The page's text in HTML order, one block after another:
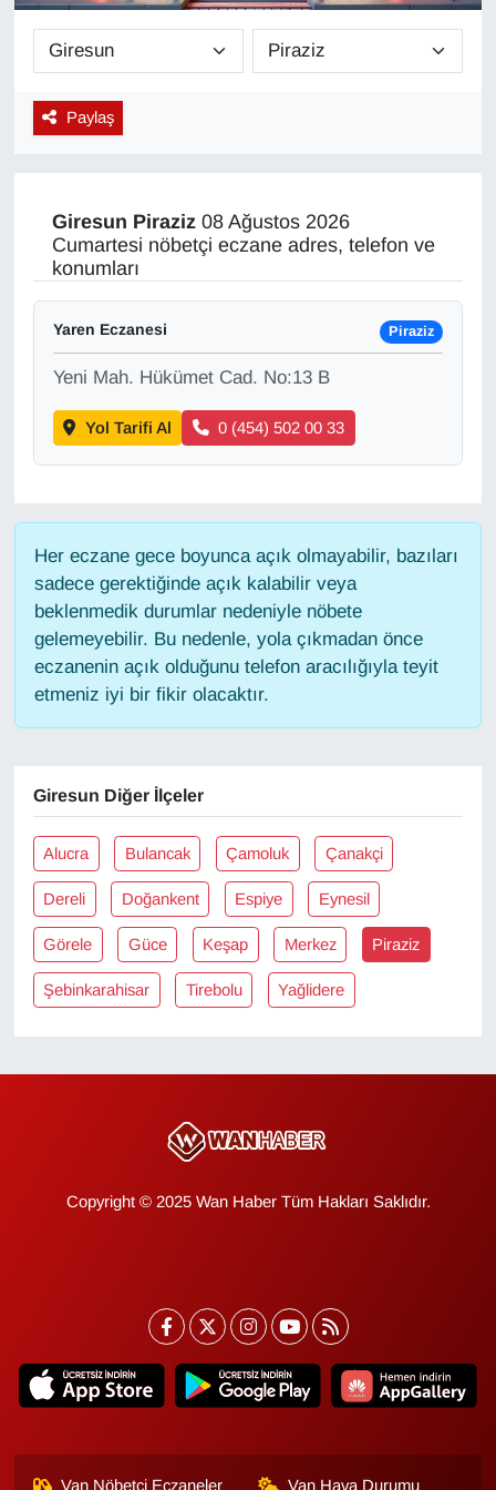
Paylaş
Giresun Piraziz08 Ağustos 2026
Cumartesi nöbetçi eczane adres, telefon ve
konumları
Yaren Eczanesi Piraziz
Yeni Mah. Hükümet Cad. No:13 B
Yol Tarifi Al 0 (454) 502 00 33
Her eczane gece boyunca açık olmayabilir, bazıları
sadece gerektiğinde açık kalabilir veya
beklenmedik durumlar nedeniyle nöbete
gelemeyebilir. Bu nedenle, yola çıkmadan önce
eczanenin açık olduğunu telefon aracılığıyla teyit
etmeniz iyi bir fikir olacaktır.
Giresun Diğer İlçeler
Alucra Bulancak Çamoluk Çanakçi
Dereli Doğankent Espiye Eynesil
Görele Güce Keşap Merkez Piraziz
Şebinkarahisar Tirebolu Yağlidere
Copyright © 2025 Wan Haber Tüm Hakları Saklıdır.
Van Nöbetçi Eczaneler Van Hava Durumu
Diğer
DÜNYA
EKONOMİ
Eleman
Emlak
En çok konuşulanlar
GENEL
Gündem
Haber
HABERDE İNSAN
Kamu Alımları
Kim Kimdir?
Kültür & Sanat
KURDÎ
RÖPORTAJ
SAĞLIK
Seri İlan